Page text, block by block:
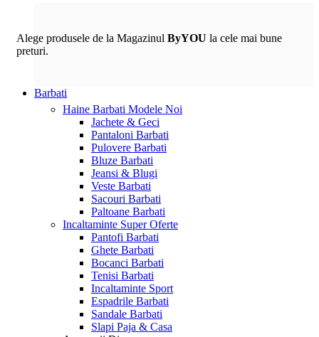
Alege produsele de la Magazinul ByYOU la cele mai bune
preturi.
Barbati
Haine Barbati Modele Noi
Jachete & Geci
Pantaloni Barbati
Pulovere Barbati
Bluze Barbati
Jeansi & Blugi
Veste Barbati
Sacouri Barbati
Paltoane Barbati
Incaltaminte Super Oferte
Pantofi Barbati
Ghete Barbati
Bocanci Barbati
Tenisi Barbati
Incaltaminte Sport
Espadrile Barbati
Sandale Barbati
Slapi Paja & Casa